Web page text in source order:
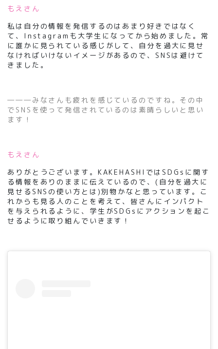
もえさん
私は自分の情報を発信するのはあまり好きではなく
て、Instagramも大学生になってから始めました。常
に誰かに見られている感じがして、自分を過大に見せ
なければいけないイメージがあるので、SNSは避けて
きました。
―――みなさんも疲れを感じているのですね。その中
でSNSを使って発信されているのは素晴らしいと思い
ます！
もえさん
ありがとうございます。KAKEHASHIではSDGsに関す
る情報をありのままに伝えているので、(自分を過大に
見せるSNSの使い方とは)別物かなと思っています。こ
れからも見る人のことを考えて、皆さんにインパクト
を与えられるように、学生がSDGsにアクションを起こ
せるように取り組んでいきます！